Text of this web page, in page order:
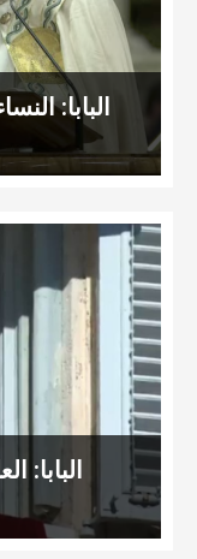
البابا: